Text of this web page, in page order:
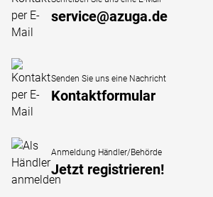
service@azuga.de
Senden Sie uns eine Nachricht
Kontaktformular
Anmeldung Händler/Behörde
Jetzt registrieren!